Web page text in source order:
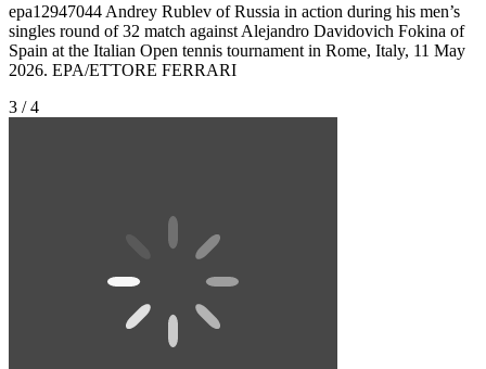
epa12947044 Andrey Rublev of Russia in action during his men’s
singles round of 32 match against Alejandro Davidovich Fokina of
Spain at the Italian Open tennis tournament in Rome, Italy, 11 May
2026. EPA/ETTORE FERRARI
3 / 4